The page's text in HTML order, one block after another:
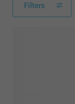
Filters